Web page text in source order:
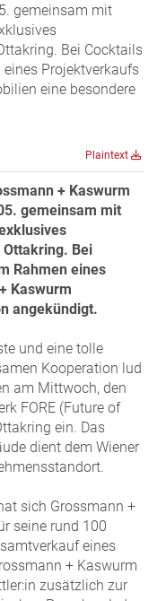
gemeinsam mit
Bei Cocktails
Projektverkaufs
eine besondere
Plaintext
+ Kaswurm
gemeinsam mit
Bei
Rahmen eines
Kaswurm
angekündigt.
und eine tolle
Kooperation lud
am Mittwoch, den
FORE (Future of
ein. Das
dient dem Wiener
sich Grossmann +
seine rund 100
eines
+ Kaswurm
zusätzlich zur